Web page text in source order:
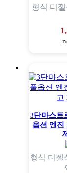
형식 디젤
3단마스트
옵션 엔진
형식 디젤